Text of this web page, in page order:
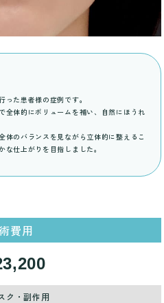
た患者様の症例です。
全体的にボリュームを補い、自然にほうれ
体のバランスを見ながら立体的に整えるこ
仕上がりを目指しました。
費用
ク・副作用